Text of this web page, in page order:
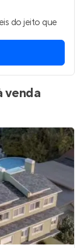
do jeito que
venda